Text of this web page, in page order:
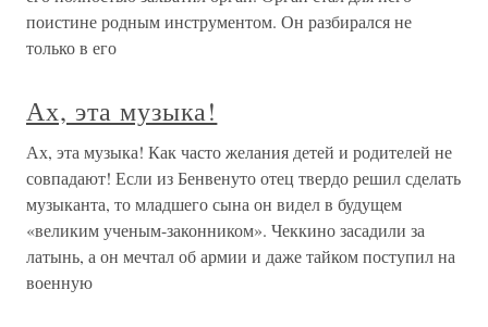
поистине родным инструментом. Он разбирался не
только в его
Ах, эта музыка!
Ах, эта музыка! Как часто желания детей и родителей не
совпадают! Если из Бенвенуто отец твердо решил сделать
музыканта, то младшего сына он видел в будущем
«великим ученым-законником». Чеккино засадили за
латынь, а он мечтал об армии и даже тайком поступил на
военную